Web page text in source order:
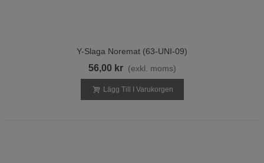
Y-Slaga Noremat (63-UNI-09)
56,00 kr (exkl. moms)
Lägg Till I Varukorgen